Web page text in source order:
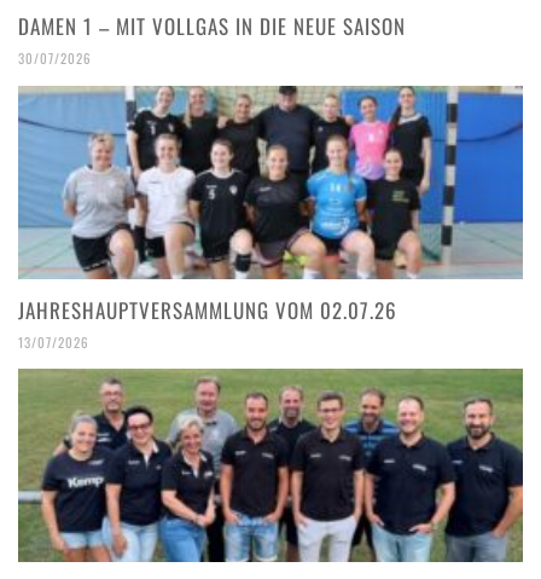
DAMEN 1 – MIT VOLLGAS IN DIE NEUE SAISON
30/07/2026
JAHRESHAUPTVERSAMMLUNG VOM 02.07.26
13/07/2026